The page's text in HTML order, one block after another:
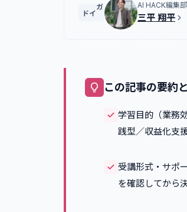
ガイド
AI HACK編集
三平 翔平
この記事の要約
学習目的（業務
践型／収益化支
受講形式・サポ
を確認してから